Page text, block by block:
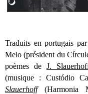
Traduits en portugais
Melo (président du
poèmes de J.
(musique : Custódio
Slauerhoff(Harmonia